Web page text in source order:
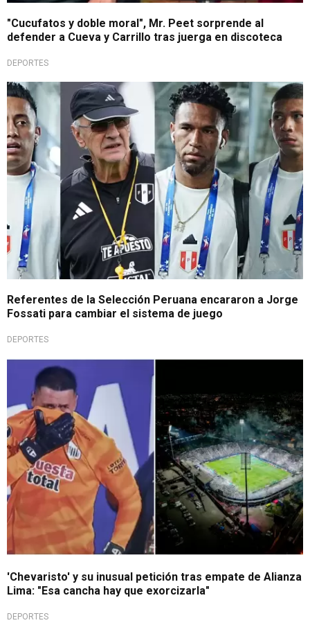
"Cucufatos y doble moral", Mr. Peet sorprende al
defender a Cueva y Carrillo tras juerga en discoteca
DEPORTES
No les gusta
Referentes de la Selección Peruana encararon a Jorge
Fossati para cambiar el sistema de juego
DEPORTES
¿Energía negativa?
'Chevaristo' y su inusual petición tras empate de Alianza
Lima: "Esa cancha hay que exorcizarla"
DEPORTES